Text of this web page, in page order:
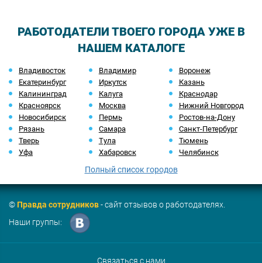
РАБОТОДАТЕЛИ ТВОЕГО ГОРОДА УЖЕ В
НАШЕМ КАТАЛОГЕ
Владивосток Владимир
Воронеж
Екатеринбург
Иркутск
Казань
Калининград
Калуга
Краснодар
Красноярск
Москва
Нижний Новгород
Новосибирск
Пермь
Ростов-на-Дону
Рязань
Самара
Санкт-Петербург
Тверь
Тула
Тюмень
Уфа
Хабаровск Челябинск
Полный список городов
©Правда сотрудников- сайт отзывов о работодателях.
Наши группы:
Связаться с нами